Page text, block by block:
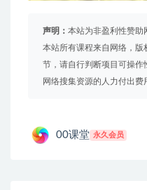
声明： 本站为非盈利性赞助
本站所有课程来自网络，
节，请自行判断项目可操作
网络搜集资源的人力付出费
00课堂 永久会员